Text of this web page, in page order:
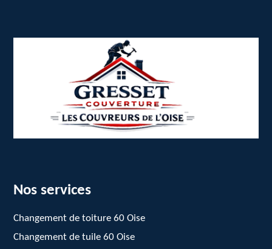
Nos services
Changement de toiture 60 Oise
Changement de tuile 60 Oise